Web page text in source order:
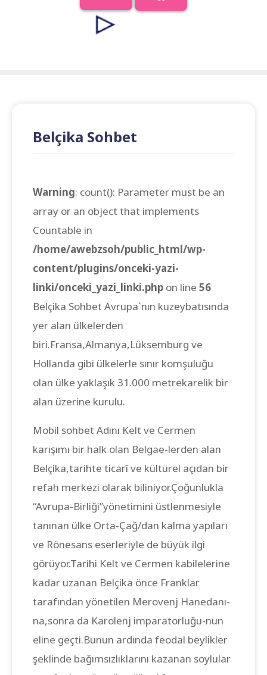
Belçika Sohbet
Warning: count(): Parameter must be an
array or an object that implements
Countable in
/home/awebzsoh/public_html/wp-
content/plugins/onceki-yazi-
linki/onceki_yazi_linki.php on line 56
Belçika Sohbet Avrupa`nın kuzeybatısında
yer alan ülkelerden
biri.Fransa,Almanya,Lüksemburg ve
Hollanda gibi ülkelerle sınır komşuluğu
olan ülke yaklaşık 31.000 metrekarelik bir
alan üzerine kurulu.
Mobil sohbet Adını Kelt ve Cermen
karışımı bir halk olan Belgae-lerden alan
Belçika,tarihte ticarî ve kültürel açıdan bir
refah merkezi olarak biliniyor.Çoğunlukla
“Avrupa-Birliği”yönetimini üstlenmesiyle
tanınan ülke Orta-Çağ/dan kalma yapıları
ve Rönesans eserleriyle de büyük ilgi
görüyor.Tarihi Kelt ve Cermen kabilelerine
kadar uzanan Belçika önce Franklar
tarafından yönetilen Merovenj Hanedanı-
na,sonra da Karolenj imparatorluğu-nun
eline geçti.Bunun ardında feodal beylikler
şeklinde bağımsızlıklarını kazanan soylular